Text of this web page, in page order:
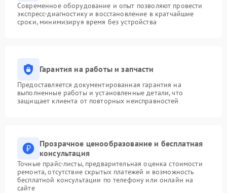
Современное оборудование и опыт позволяют провести
экспресс-диагностику и восстановление в кратчайшие
сроки, минимизируя время без устройства
Гарантия на работы и запчасти
Предоставляется документированная гарантия на
выполненные работы и установленные детали, что
защищает клиента от повторных неисправностей
Прозрачное ценообразование и бесплатная
консультация
Точные прайс-листы, предварительная оценка стоимости
ремонта, отсутствие скрытых платежей и возможность
бесплатной консультации по телефону или онлайн на
сайте